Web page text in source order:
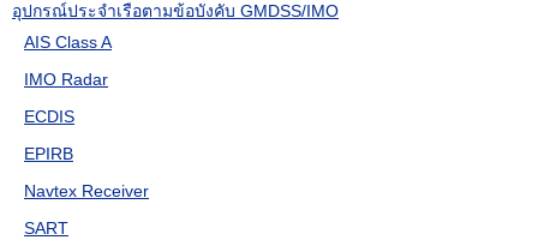
อุปกรณ์ประจำเรือตามข้อบังคับ GMDSS/IMO
AIS Class A
IMO Radar
ECDIS
EPIRB
Navtex Receiver
SART